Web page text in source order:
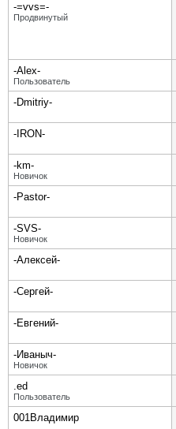
-=vvs=-
Продвинутый
-Alex-
Пользователь
-Dmitriy-
-IRON-
-km-
Новичок
-Pastor-
-SVS-
Новичок
-Алексей-
-Сергей-
-Евгений-
-Иваныч-
Новичок
.ed
Пользователь
001Владимир